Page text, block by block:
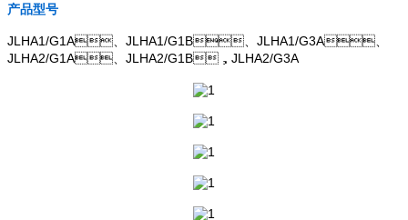
产品型号
JLHA1/G1A、JLHA1/G1B、JLHA1/G3A、
JLHA2/G1A、JLHA2/G1B，JLHA2/G3A